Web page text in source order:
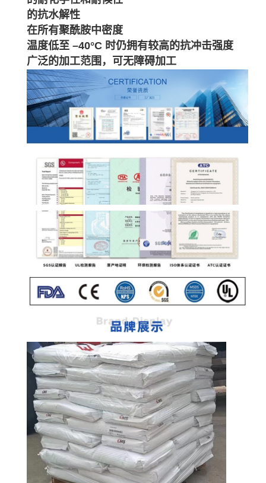
的抗水解性
在所有聚酰胺中密度
温度低至 –40°C 时仍拥有较高的抗冲击强度
广泛的加工范围，可无障碍加工